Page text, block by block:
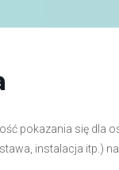
pokazania się dla
instalacja itp.)